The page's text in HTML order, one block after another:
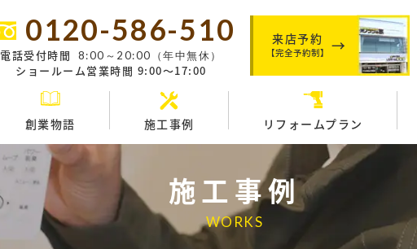
0120-586-510
電話受付時間 8:00～20:00（年中無休）
ショールーム営業時間 9:00～17:00
来店予約
【完全予約制】
創業物語 施工事例 リフォームプラン
施工事例
WORKS